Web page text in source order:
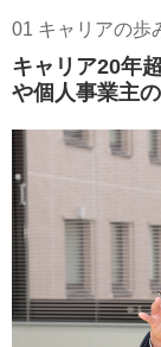
01 キャリアの歩
キャリア20年
や個人事業主